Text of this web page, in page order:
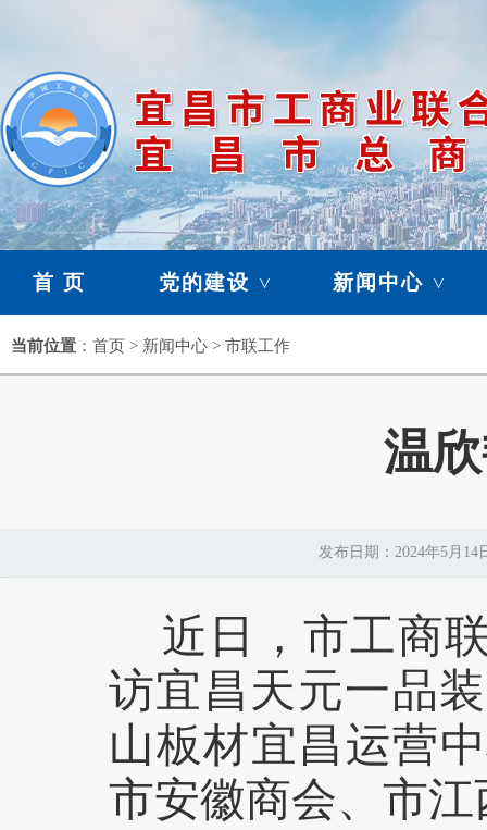
首 页 党的建设 > 新闻中心 >
暂存栏目>
当前位置 ：首页 > 新闻中心 > 市联工作
温
发布日期：2024年5月
近日，市工商
访宜昌天元一品
山板材宜昌运营
市安徽商会、市